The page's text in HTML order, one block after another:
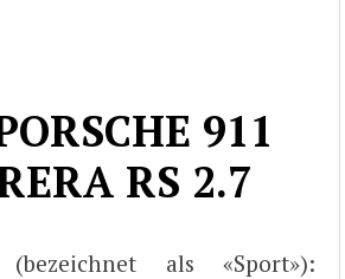
911
RS 2.7
(bezeichnet als «Sport»):